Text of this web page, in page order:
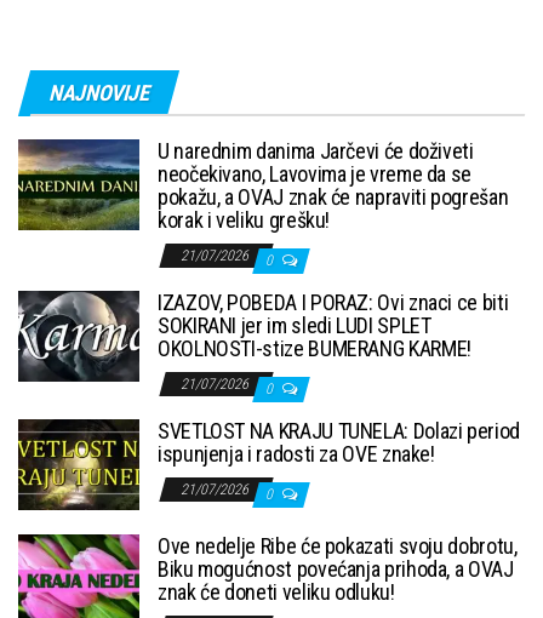
NAJNOVIJE
U narednim danima Jarčevi će doživeti
neočekivano, Lavovima je vreme da se
pokažu, a OVAJ znak će napraviti pogrešan
korak i veliku grešku!
21/07/2026 0
IZAZOV, POBEDA I PORAZ: Ovi znaci ce biti
SOKIRANI jer im sledi LUDI SPLET
OKOLNOSTI-stize BUMERANG KARME!
21/07/2026 0
SVETLOST NA KRAJU TUNELA: Dolazi period
ispunjenja i radosti za OVE znake!
21/07/2026 0
Ove nedelje Ribe će pokazati svoju dobrotu,
Biku mogućnost povećanja prihoda, a OVAJ
znak će doneti veliku odluku!